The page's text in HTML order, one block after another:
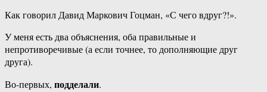
Как говорил Давид Маркович Гоцман, «С чего вдруг?!».
У меня есть два объяснения, оба правильные и
непротиворечивые (а если точнее, то дополняющие друг
друга).
Во-первых, подделали.